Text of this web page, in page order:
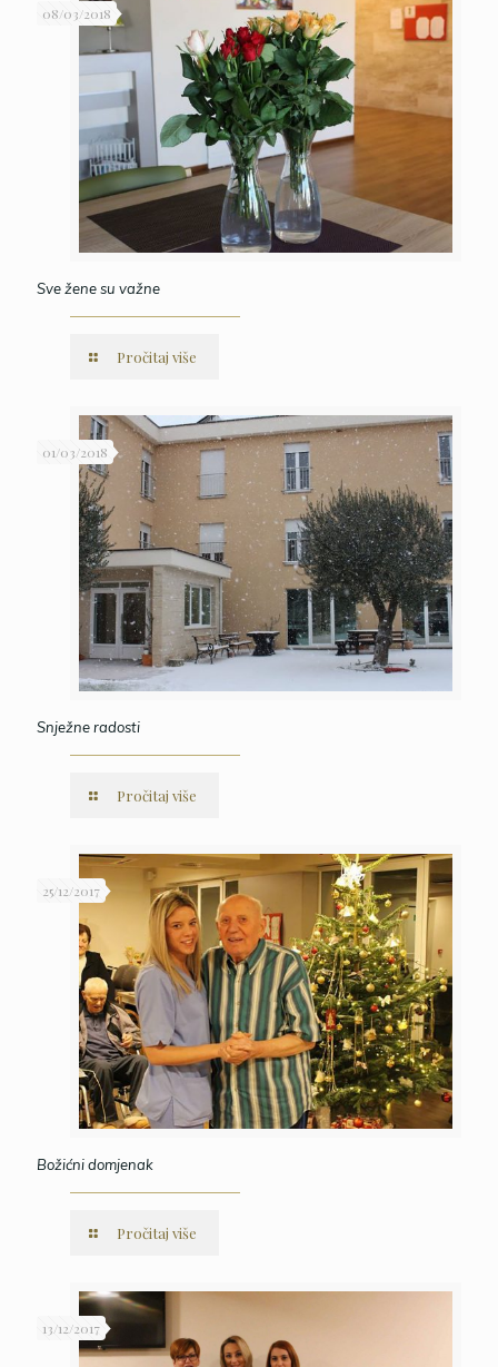
08/03/2018
Sve žene su važne
Pročitaj više
01/03/2018
Snježne radosti
Pročitaj više
25/12/2017
Božićni domjenak
Pročitaj više
13/12/2017